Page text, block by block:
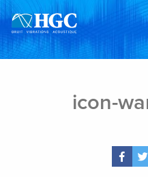
Skip to content
icon-